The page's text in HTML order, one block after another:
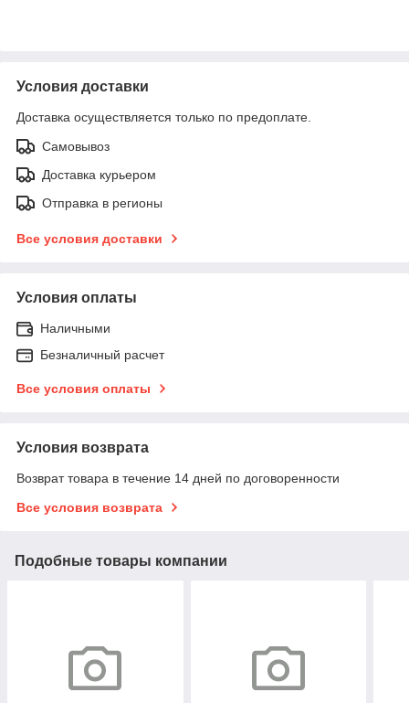
Условия доставки
Доставка осуществляется только по предоплате.
Самовывоз
Доставка курьером
Отправка в регионы
Все условия доставки
Условия оплаты
Наличными
Безналичный расчет
Все условия оплаты
Условия возврата
Возврат товара в течение 14 дней по договоренности
Все условия возврата
Подобные товары компании